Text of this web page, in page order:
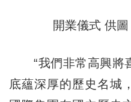
開業儀式 供
“我們非常高興將
底蘊深厚的歷史名城